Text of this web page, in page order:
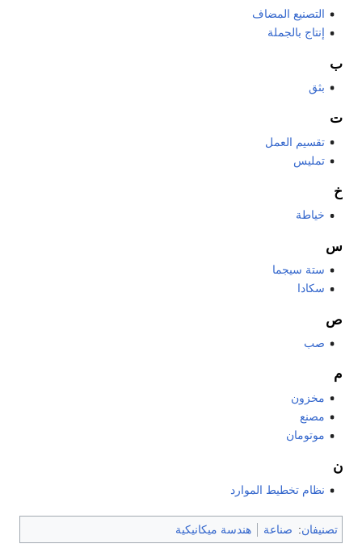
التصنيع المضاف
إنتاج بالجملة
ب
بثق
ت
تقسيم العمل
تمليس
خ
خياطة
س
ستة سيجما
سكادا
ص
صب
م
مخزون
مصنع
موتومان
ن
نظام تخطيط الموارد
تصنيفان: صناعة هندسة ميكانيكية